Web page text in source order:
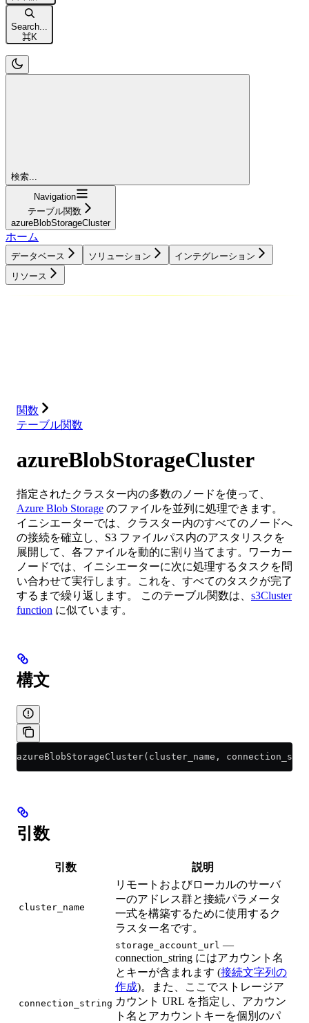
Search...
⌘K
検索...
Navigation
テーブル関数
azureBlobStorageCluster
ホーム
データベース ソリューション
インテグレーション
リソース
関数
テーブル関数
azureBlobStorageCluster
指定されたクラスター内の多数のノードを使って、
Azure Blob Storage のファイルを並列に処理できます。
イニシエーターでは、クラスター内のすべてのノードへ
の接続を確立し、S3 ファイルパス内のアスタリスクを
展開して、各ファイルを動的に割り当てます。ワーカー
ノードでは、イニシエーターに次に処理するタスクを問
い合わせて実行します。これを、すべてのタスクが完了
するまで繰り返します。 このテーブル関数は、 s3Cluster
function に似ています。
構文
azureBlobStorageCluster(cluster_name,
引数
引数 説明
cluster_name
リモートおよびローカルのサーバ
ーのアドレス群と接続パラメータ
一式を構築するために使用するク
ラスター名です。
connection_string
storage_account_url —
connection_string にはアカウント名
とキーが含まれます (接続文字列の
作成)。また、ここでストレージア
カウント URL を指定し、アカウン
ト名とアカウントキーを個別のパ